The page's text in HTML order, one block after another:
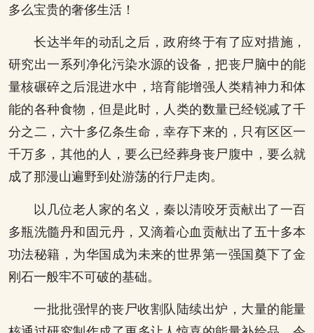
多么宝贵的奢侈生活！
长达半年的动乱之后，政府终于有了应对措施，
研究出一系列净化污染水源的设备，把丧尸脑中的能
量核碾碎之后混进水中，培育能增强人类精神力和体
能的各种食物，但是此时，人类的数量已经锐减了千
分之二，六十多亿条生命，幸存下来的，只有区区一
千万多，其他的人，要么已经葬身丧尸腹中，要么就
成了那漫山遍野到处游荡的行尸走肉。
以几位老人家的名义，秦以清咬牙贡献出了一百
多瓶洗髓丹和固元丹，又滴着心血贡献出了五十多本
功法秘籍，为华国成为未来的世界第一强国奠下了金
刚石一般牢不可破的基础。
一批批强悍的丧尸收割队陆续出炉，大量的能量